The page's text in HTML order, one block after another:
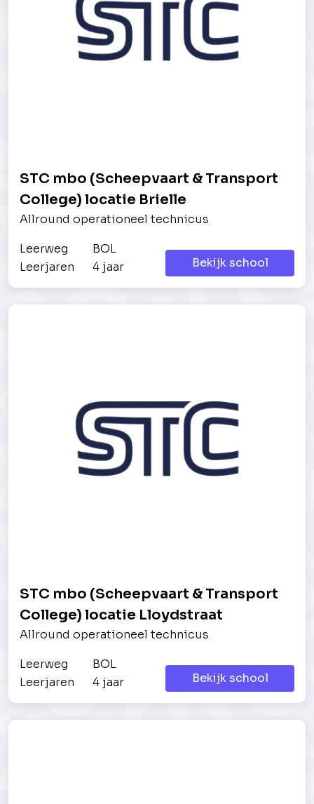
STC mbo (Scheepvaart & Transport
College) locatie Brielle
Allround operationeel technicus
Leerweg
BOL
Leerjaren
4 jaar Bekijk school
STC mbo (Scheepvaart & Transport
College) locatie Lloydstraat
Allround operationeel technicus
Leerweg
BOL
Leerjaren
4 jaar Bekijk school